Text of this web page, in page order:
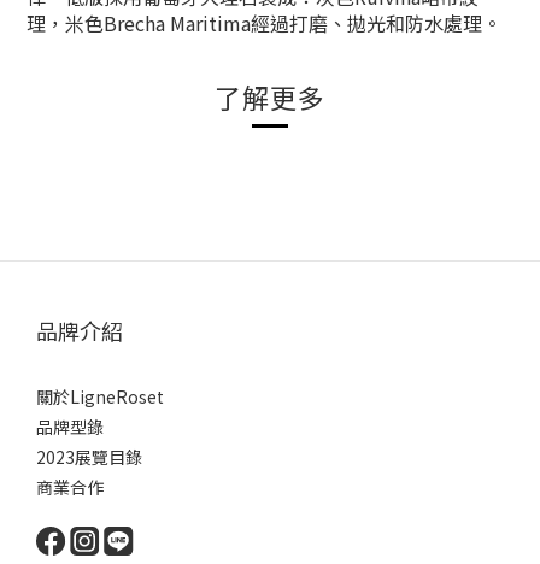
理， 米色Brecha Maritima經過打磨、拋光和防水處理。
了解更多
品牌介紹
關於LigneRoset
品牌型錄
2023展覽目錄
商業合作